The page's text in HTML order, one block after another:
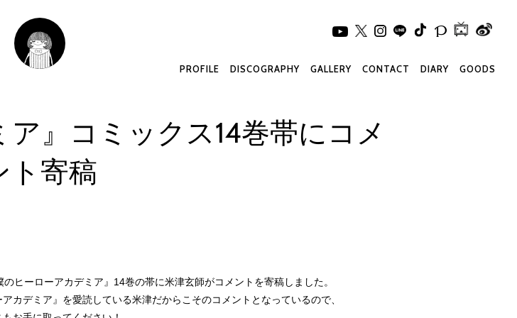
GOODS
DIARY
CONTACT
GALLERY
DISCOGRAPHY
PROFILE
ア』コミックス14巻帯にコメ
ト寄稿
ヒーローアカデミア』14巻の帯に米津玄師がコメントを寄稿しました。
アカデミア』を愛読している米津だからこそのコメントとなっているので、